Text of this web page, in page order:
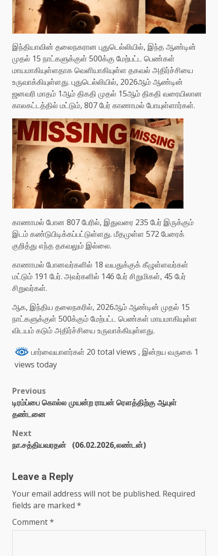
இந்தியாவின் தலைநகரான புதுடெல்லியில், இந்த ஆண்டின்
முதல் 15 நாட்களுக்குள் 500க்கு மேற்பட்ட பெண்கள்
மாயமாகியுள்ளதாக வெளியாகியுள்ள தகவல் அதிர்ச்சியை
உருவாக்கியுள்ளது. புதுடெல்லியில், 2026ஆம் ஆண்டின்
ஜனவரி மாதம் 1ஆம் திகதி முதல் 15ஆம் திகதி வரையிலான
காலகட்டத்தில் மட்டும், 807 பேர் காணாமல் போயுள்ளார்கள்.
காணாமல் போன 807 பேரில், இதுவரை 235 பேர் இருக்கும்
இடம் கண்டுபிடிக்கப்பட்டுள்ளது. மீதமுள்ள 572 பேரைக்
குறித்து எந்த தகவலும் இல்லை.
காணாமல் போனவர்களில் 18 வயதுக்குக் கீழுள்ளவர்கள்
மட்டும் 191 பேர். அவர்களில் 146 பேர் சிறுமிகள், 45 பேர்
சிறுவர்கள்.
ஆக, இந்திய தலைநகரில், 2026ஆம் ஆண்டின் முதல் 15
நாட்களுக்குள் 500க்கும் மேற்பட்ட பெண்கள் மாயமாகியுள்ள
விடயம் கடும் அதிர்ச்சியை உருவாக்கியுள்ளது.
பார்வையாளர்கள் 20 total views , இன்றய வருகை 1
views today
Previous
டிரம்ப்பை கொல்ல முயன்ற ராயன் ரௌத்திற்கு ஆயுள்
தண்டனை
Next
நா.சத்தியவரதன் (06.02.2026,லண்டன்)
Leave a Reply
Your email address will not be published. Required
fields are marked *
Comment*